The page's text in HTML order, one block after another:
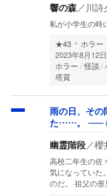
響の森／ 川詩
私が小学生の時
★43
ホラー
2023年8月12
ホラー 怪談
塔賞
雨の日、その
た……。
幽霊階段／櫻
高校二年生の佐
気になっていた
のだ。 祖父の